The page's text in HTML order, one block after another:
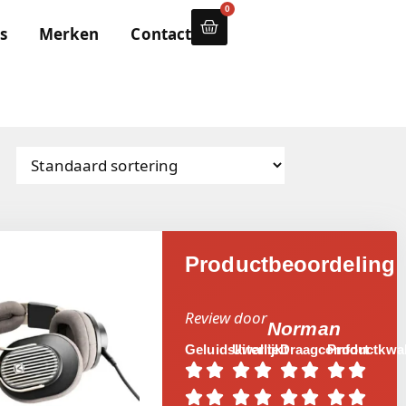
Merken Contact
0
Productbeoordeling
Review door
Norman
Geluidskwaliteit


Uiterlijk
 
 
Draagcomfort



